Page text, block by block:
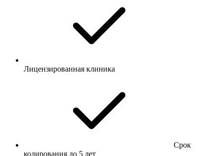
Лицензированная клиника
Срок
кодирования до 5 лет